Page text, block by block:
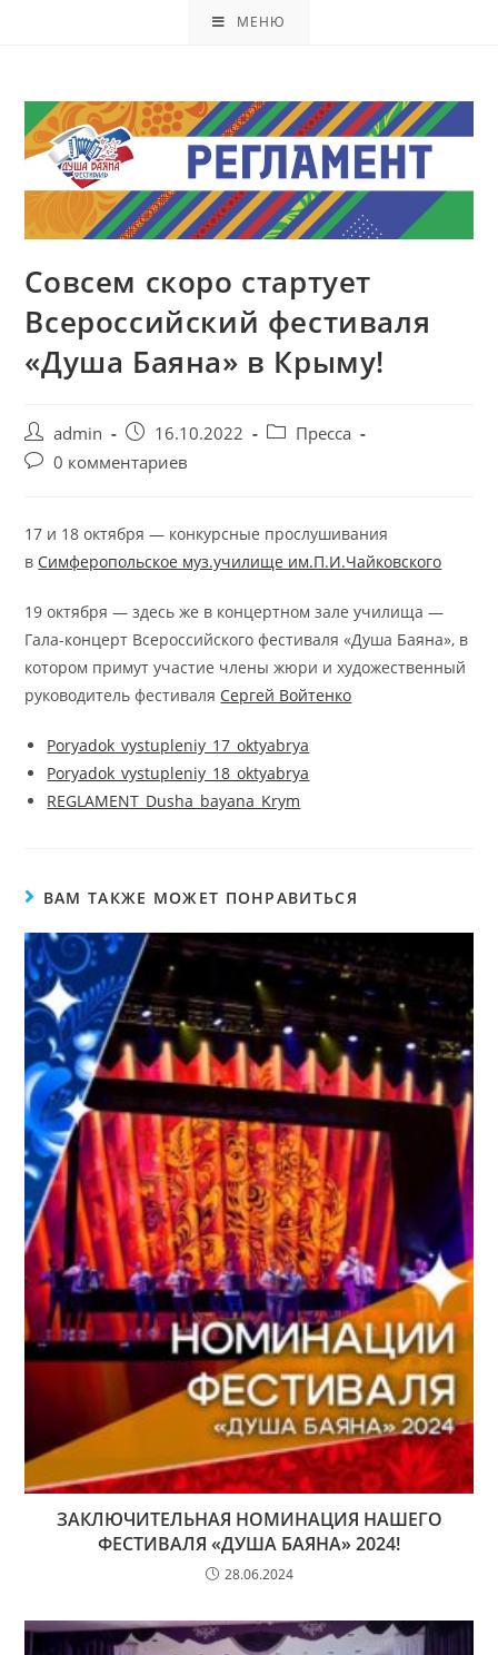
МЕНЮ
Совсем скоро стартует
Всероссийский фестиваля
«Душа Баяна» в Крыму!
admin 16.10.2022
Пресса
0 комментариев
17 и 18 октября — конкурсные прослушивания
в Симферопольское муз.училище им.П.И.Чайковского
19 октября — здесь же в концертном зале училища —
Гала-концерт Всероссийского фестиваля «Душа Баяна», в
котором примут участие члены жюри и художественный
руководитель фестиваля Сергей Войтенко
Poryadok_vystupleniy_17_oktyabrya
Poryadok_vystupleniy_18_oktyabrya
REGLAMENT_Dusha_bayana_Krym
ВАМ ТАКЖЕ МОЖЕТ ПОНРАВИТЬСЯ
ЗАКЛЮЧИТЕЛЬНАЯ НОМИНАЦИЯ НАШЕГО
ФЕСТИВАЛЯ «ДУША БАЯНА» 2024!
28.06.2024